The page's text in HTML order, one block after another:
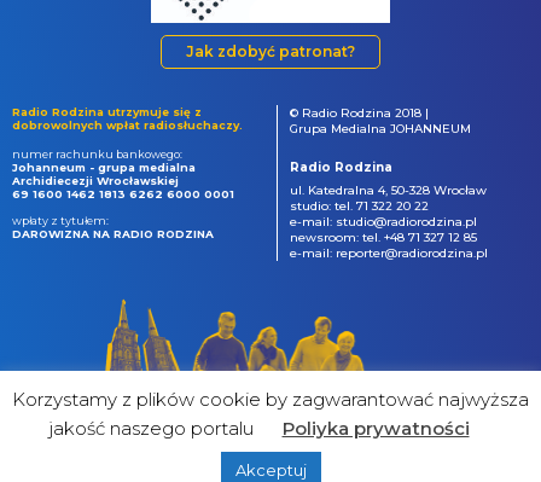
Jak zdobyć patronat?
Radio Rodzina utrzymuje się z
dobrowolnych wpłat radiosłuchaczy.
numer rachunku bankowego:
Johanneum - grupa medialna
Archidiecezji Wrocławskiej
69 1600 1462 1813 6262 6000 0001
wpłaty z tytułem:
DAROWIZNA NA RADIO RODZINA
© Radio Rodzina 2018 |
Grupa Medialna JOHANNEUM
Radio Rodzina
ul. Katedralna 4, 50-328 Wrocław
studio: tel. 71 322 20 22
e-mail: studio@radiorodzina.pl
newsroom: tel. +48 71 327 12 85
e-mail: reporter@radiorodzina.pl
&
Korzystamy z plików cookie by zagwarantować najwyższa
jakość naszego portalu
Poliyka prywatności
Akceptuj